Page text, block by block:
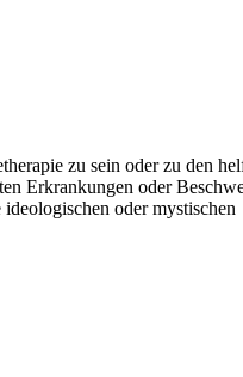
zu sein oder zu den
Erkrankungen oder
oder mystischen